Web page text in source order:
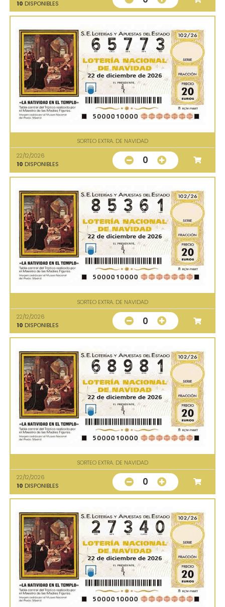
10 DISPONIBLES
SORTEO EXTRA. DE NAVIDAD
22/12/2026
10 DISPONIBLES 0
SORTEO EXTRA. DE NAVIDAD
22/12/2026
10 DISPONIBLES 0
SORTEO EXTRA. DE NAVIDAD
22/12/2026
10 DISPONIBLES 0